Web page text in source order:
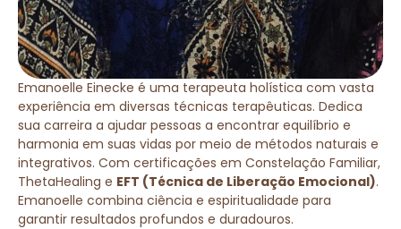
Emanoelle Einecke é uma terapeuta holística com vasta
experiência em diversas técnicas terapêuticas. Dedica
sua carreira a ajudar pessoas a encontrar equilíbrio e
harmonia em suas vidas por meio de métodos naturais e
integrativos. Com certificações em Constelação Familiar,
ThetaHealing e EFT (Técnica de Liberação Emocional).
Emanoelle combina ciência e espiritualidade para
garantir resultados profundos e duradouros.